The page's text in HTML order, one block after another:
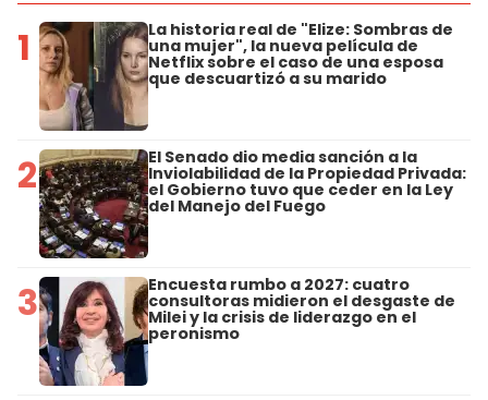
1 La historia real de "Elize: Sombras de
una mujer", la nueva película de
Netflix sobre el caso de una esposa
que descuartizó a su marido
2 El Senado dio media sanción a la
Inviolabilidad de la Propiedad Privada:
el Gobierno tuvo que ceder en la Ley
del Manejo del Fuego
3 Encuesta rumbo a 2027: cuatro
consultoras midieron el desgaste de
Milei y la crisis de liderazgo en el
peronismo